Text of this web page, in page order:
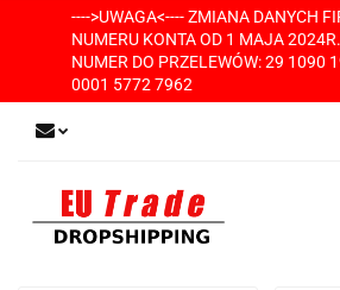
---->UWAGA<---- ZMIANA DANYCH
NUMERU KONTA OD 1 MAJA
NUMER DO PRZELEWÓW: 29 1090
0001 5772 7962